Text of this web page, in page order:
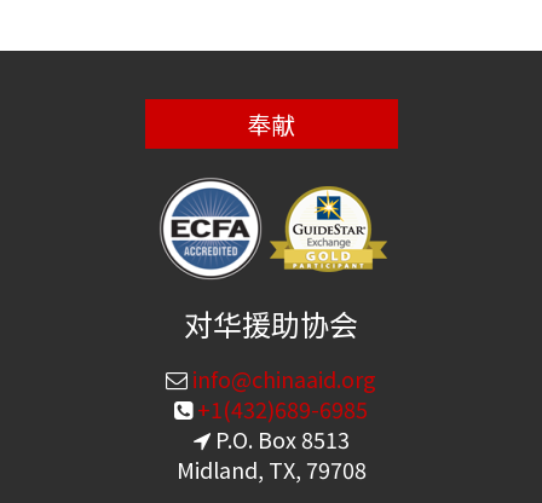
奉献
对华援助协会
info@chinaaid.org
+1(432)689-6985
P.O. Box 8513
Midland, TX, 79708